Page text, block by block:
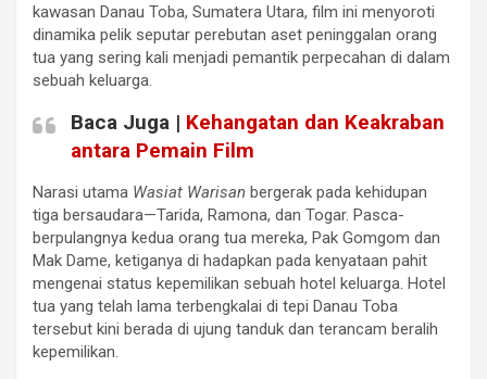
kawasan Danau Toba, Sumatera Utara, film ini menyoroti
dinamika pelik seputar perebutan aset peninggalan orang
tua yang sering kali menjadi pemantik perpecahan di dalam
sebuah keluarga.
Baca Juga | Kehangatan dan Keakraban
antara Pemain Film
Narasi utama Wasiat Warisan bergerak pada kehidupan
tiga bersaudara—Tarida, Ramona, dan Togar. Pasca-
berpulangnya kedua orang tua mereka, Pak Gomgom dan
Mak Dame, ketiganya di hadapkan pada kenyataan pahit
mengenai status kepemilikan sebuah hotel keluarga. Hotel
tua yang telah lama terbengkalai di tepi Danau Toba
tersebut kini berada di ujung tanduk dan terancam beralih
kepemilikan.